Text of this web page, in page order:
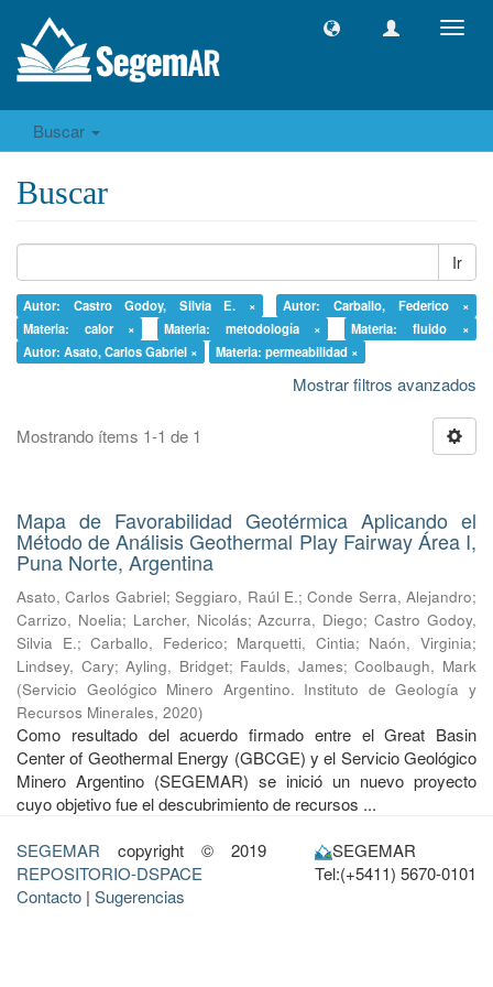
Buscar
Buscar
Ir
Autor: Castro Godoy, Silvia E. ×
Autor: Carballo, Federico ×
Materia: calor ×
Materia: metodología ×
Materia: fluido ×
Autor: Asato, Carlos Gabriel ×
Materia: permeabilidad ×
Mostrar filtros avanzados
Mostrando ítems 1-1 de 1
Mapa de Favorabilidad Geotérmica Aplicando el
Método de Análisis Geothermal Play Fairway Área I,
Puna Norte, Argentina
Asato, Carlos Gabriel;Seggiaro, Raúl E.;Conde Serra, Alejandro;
Carrizo, Noelia; Larcher, Nicolás;Azcurra, Diego;Castro Godoy,
Silvia E.;Carballo, Federico; Marquetti, Cintia; Naón, Virginia;
Lindsey, Cary;Ayling, Bridget; Faulds, James;Coolbaugh, Mark
(Servicio Geológico Minero Argentino. Instituto de Geología y
Recursos Minerales, 2020)
Como resultado del acuerdo firmado entre el Great Basin
Center of Geothermal Energy (GBCGE) y el Servicio Geológico
Minero Argentino (SEGEMAR) se inició un nuevo proyecto
cuyo objetivo fue el descubrimiento de recursos ...
SEGEMAR copyright © 2019
REPOSITORIO-DSPACE
Contacto | Sugerencias
SEGEMAR
Tel:(+5411) 5670-0101